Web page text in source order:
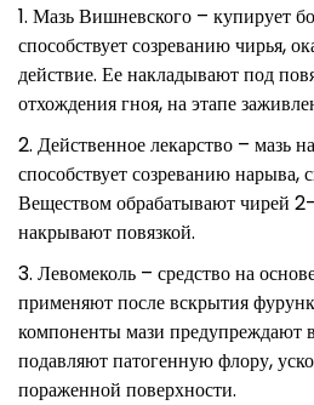
Мазь Вишневского – купирует
способствует созреванию чирья,
действие. Ее накладывают под
отхождения гноя, на этапе
Действенное лекарство – мазь
способствует созреванию нарыва,
Веществом обрабатывают чирей
накрывают повязкой.
Левомеколь – средство на
применяют после вскрытия
компоненты мази предупреждают
подавляют патогенную флору,
пораженной поверхности.